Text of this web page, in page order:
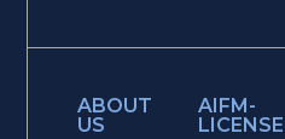
ABOUT
US
AIFM-